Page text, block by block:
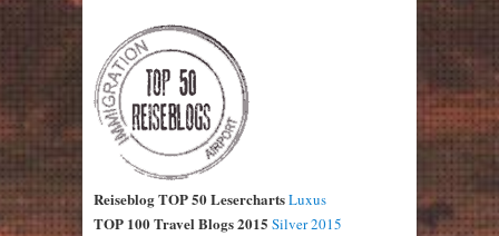
Reiseblog TOP 50 LeserchartsLuxus
TOP 100 Travel Blogs 2015 Silver 2015